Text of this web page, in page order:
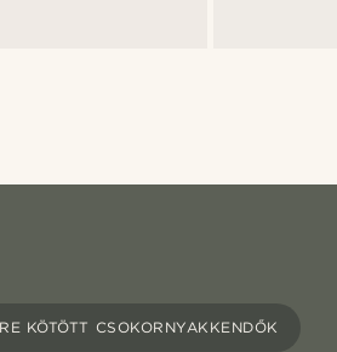
KÖTÖTT CSOKORNYAKKENDŐK